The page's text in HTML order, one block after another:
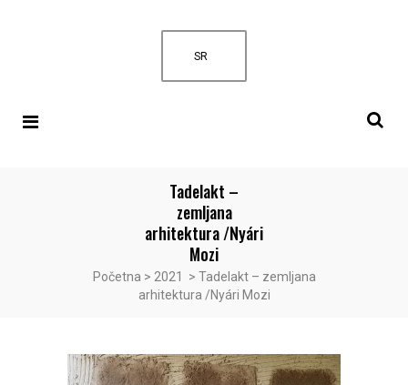
SR
Tadelakt –
zemljana
arhitektura /Nyári
Mozi
Početna > 2021 > Tadelakt – zemljana
arhitektura /Nyári Mozi